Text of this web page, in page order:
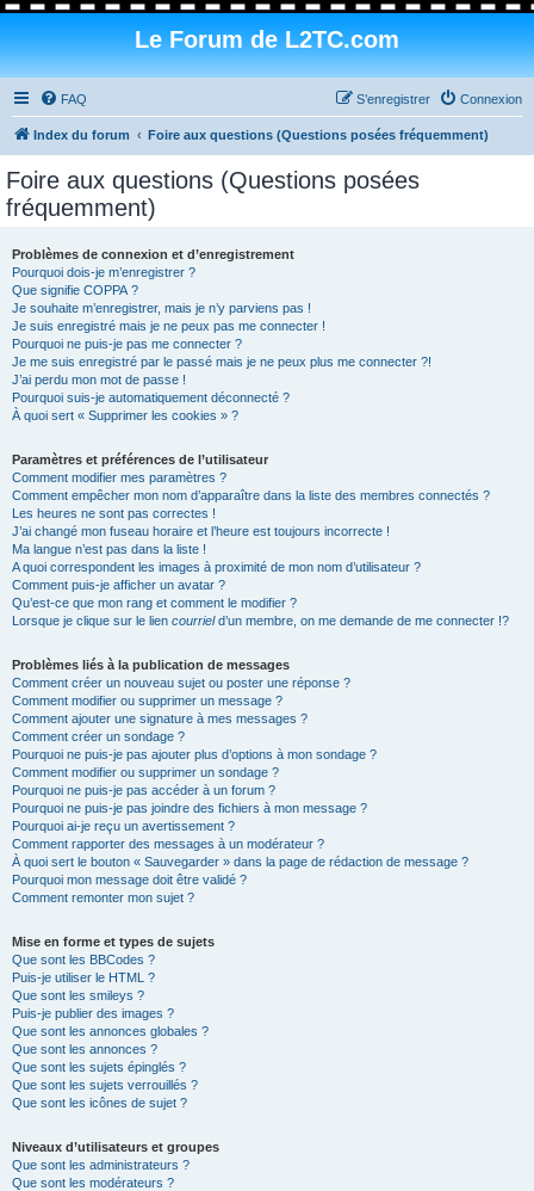
Le Forum de L2TC.com
FAQ Connexion
S’enregistrer
Index du forum Foire aux questions (Questions posées fréquemment)
Foire aux questions (Questions posées
fréquemment)
Problèmes de connexion et d’enregistrement
Pourquoi dois-je m’enregistrer ?
Que signifie COPPA ?
Je souhaite m’enregistrer, mais je n’y parviens pas !
Je suis enregistré mais je ne peux pas me connecter !
Pourquoi ne puis-je pas me connecter ?
Je me suis enregistré par le passé mais je ne peux plus me connecter ?!
J’ai perdu mon mot de passe !
Pourquoi suis-je automatiquement déconnecté ?
À quoi sert « Supprimer les cookies » ?
Paramètres et préférences de l’utilisateur
Comment modifier mes paramètres ?
Comment empêcher mon nom d’apparaître dans la liste des membres connectés ?
Les heures ne sont pas correctes !
J’ai changé mon fuseau horaire et l’heure est toujours incorrecte !
Ma langue n’est pas dans la liste !
A quoi correspondent les images à proximité de mon nom d’utilisateur ?
Comment puis-je afficher un avatar ?
Qu’est-ce que mon rang et comment le modifier ?
Lorsque je clique sur le lien courrield’un membre, on me demande de me connecter !?
Problèmes liés à la publication de messages
Comment créer un nouveau sujet ou poster une réponse ?
Comment modifier ou supprimer un message ?
Comment ajouter une signature à mes messages ?
Comment créer un sondage ?
Pourquoi ne puis-je pas ajouter plus d’options à mon sondage ?
Comment modifier ou supprimer un sondage ?
Pourquoi ne puis-je pas accéder à un forum ?
Pourquoi ne puis-je pas joindre des fichiers à mon message ?
Pourquoi ai-je reçu un avertissement ?
Comment rapporter des messages à un modérateur ?
À quoi sert le bouton « Sauvegarder » dans la page de rédaction de message ?
Pourquoi mon message doit être validé ?
Comment remonter mon sujet ?
Mise en forme et types de sujets
Que sont les BBCodes ?
Puis-je utiliser le HTML ?
Que sont les smileys ?
Puis-je publier des images ?
Que sont les annonces globales ?
Que sont les annonces ?
Que sont les sujets épinglés ?
Que sont les sujets verrouillés ?
Que sont les icônes de sujet ?
Niveaux d’utilisateurs et groupes
Que sont les administrateurs ?
Que sont les modérateurs ?